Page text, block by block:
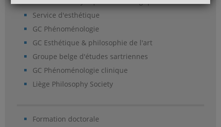
Service d'esthétique
GC Phénoménologie
GC Esthétique & philosophie de l'art
Groupe belge d'études sartriennes
GC Phénoménologie clinique
Liège Philosophy Society
Formation doctorale